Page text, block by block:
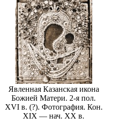
Явленная Казанская икона
Божией Матери. 2-я пол.
XVI в. (?). Фотография. Кон.
XIX — нач. ХХ в.